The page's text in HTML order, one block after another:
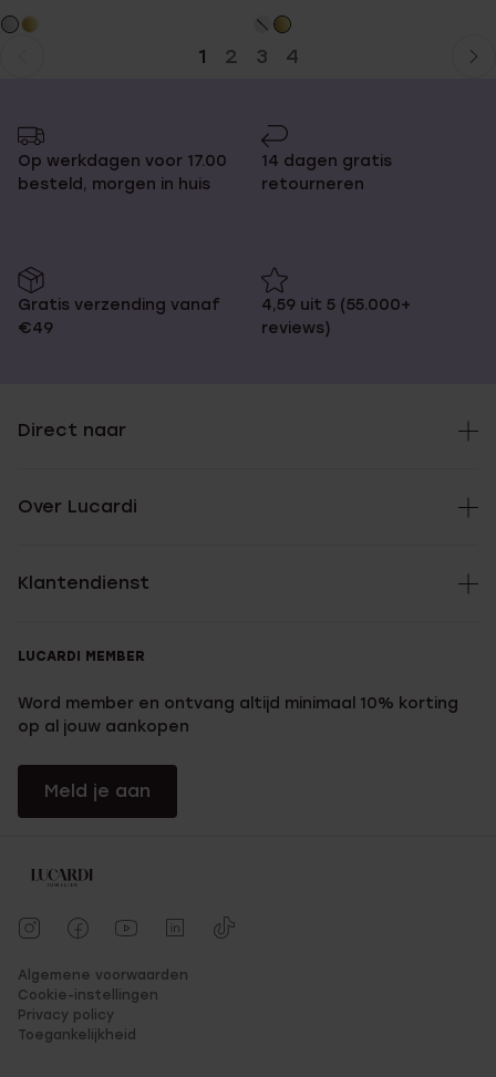
1 2 3 4
Op werkdagen voor 17.00
besteld, morgen in huis
14 dagen gratis
retourneren
Gratis verzending vanaf
€49
4,59 uit 5 (55.000+
reviews)
Direct naar
Over Lucardi
Klantendienst
LUCARDI MEMBER
Word member en ontvang altijd minimaal 10% korting
op al jouw aankopen
Meld je aan
Algemene voorwaarden
Cookie-instellingen
Privacy policy
Toegankelijkheid